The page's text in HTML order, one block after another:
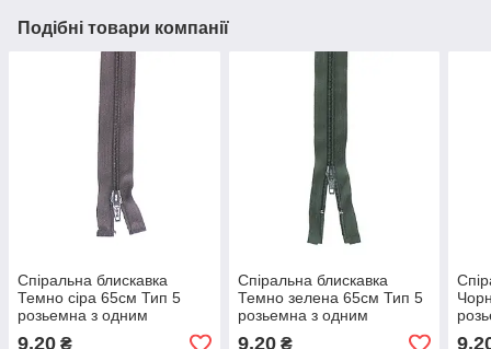
Подібні товари компанії
Спіральна блискавка
Темно сіра 65см Тип 5
розьемна з одним
бігунком
9,20 ₴
Спіральна блискавка
Темно зелена 65см Тип 5
розьемна з одним
бігунком
9,20₴